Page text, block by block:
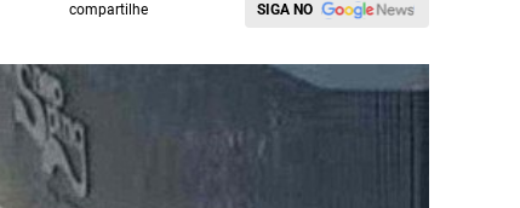
compartilhe SIGA NO